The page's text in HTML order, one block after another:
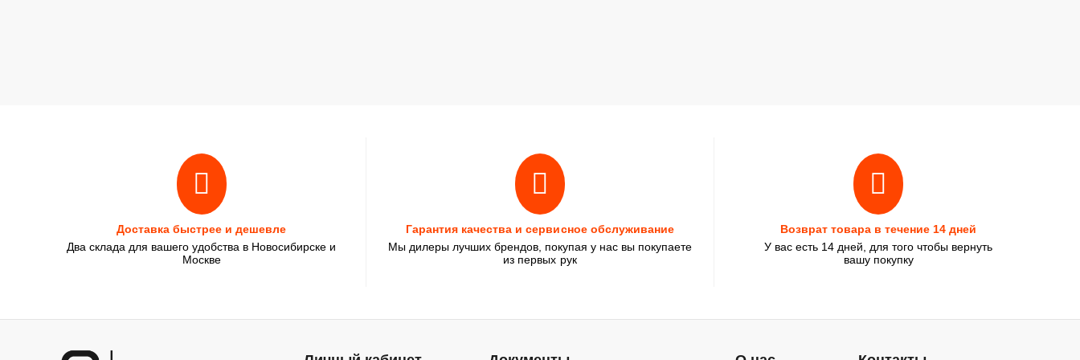
Доставка быстрее и дешевле
Два склада для вашего удобства в Новосибирске и
Москве
Гарантия качества и сервисное обслуживание
Мы дилеры лучших брендов, покупая у нас вы покупаете
из первых рук
Возврат товара в течение 14 дней
У вас есть 14 дней, для того чтобы вернуть
вашу покупку